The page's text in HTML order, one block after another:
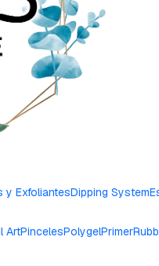
y ExfoliantesDipping System
ArtPincelesPolygelPrimer